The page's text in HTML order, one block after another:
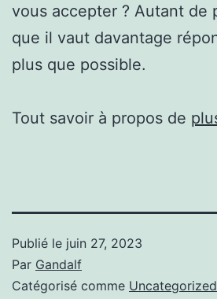
vous accepter ? Autant de
que il vaut davantage
plus que possible.
Tout savoir à propos de
Publié le juin 27, 2023
Par Gandalf
Catégorisé comme Uncategorized